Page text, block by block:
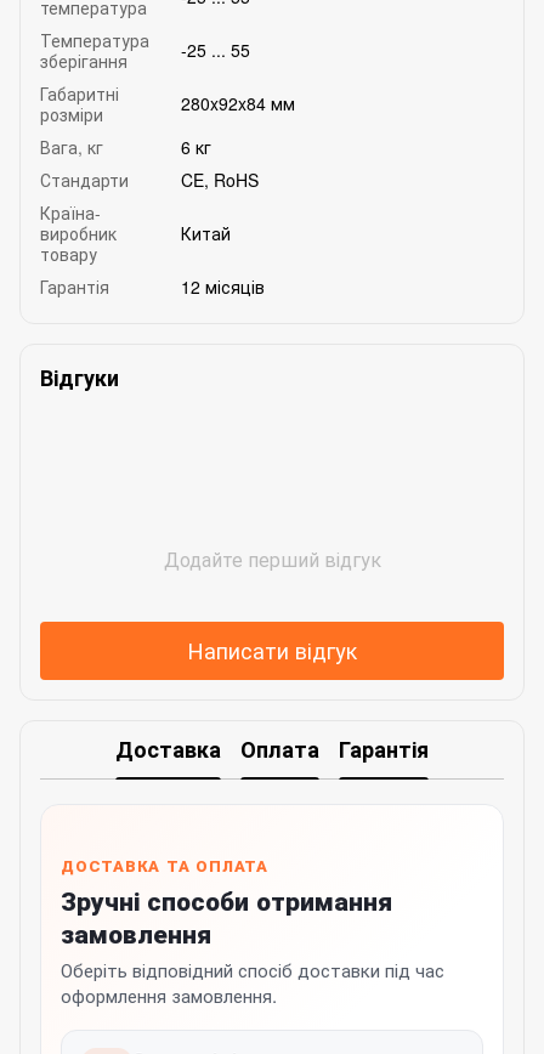
температура
Температура
зберігання
-25 ... 55
Габаритні
розміри
280x92x84 мм
Вага, кг
6 кг
Стандарти
CE, RoHS
Країна-
виробник
товару
Китай
Гарантія 12 місяців
Відгуки
Додайте перший відгук
Написати відгук
Доставка Оплата Гарантія
ДОСТАВКА ТА ОПЛАТА
Зручні способи отримання
замовлення
Оберіть відповідний спосіб доставки під час
оформлення замовлення.